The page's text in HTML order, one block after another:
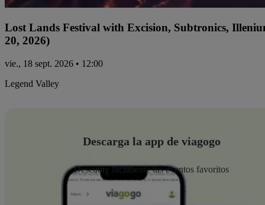
Lost Lands Festival with Excision, Subtronics,
20, 2026)
vie., 18 sept. 2026 • 12:00
Legend Valley
Descarga la app de viagogo
Descubre fácilmente tus eventos favoritos